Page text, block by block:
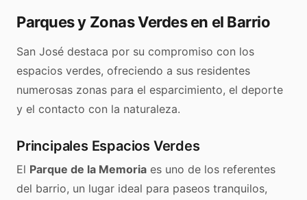
Parques y Zonas Verdes en el Barrio
San José destaca por su compromiso con los
espacios verdes, ofreciendo a sus residentes
numerosas zonas para el esparcimiento, el deporte
y el contacto con la naturaleza.
Principales Espacios Verdes
El Parque de la Memoria es uno de los referentes
del barrio, un lugar ideal para paseos tranquilos,